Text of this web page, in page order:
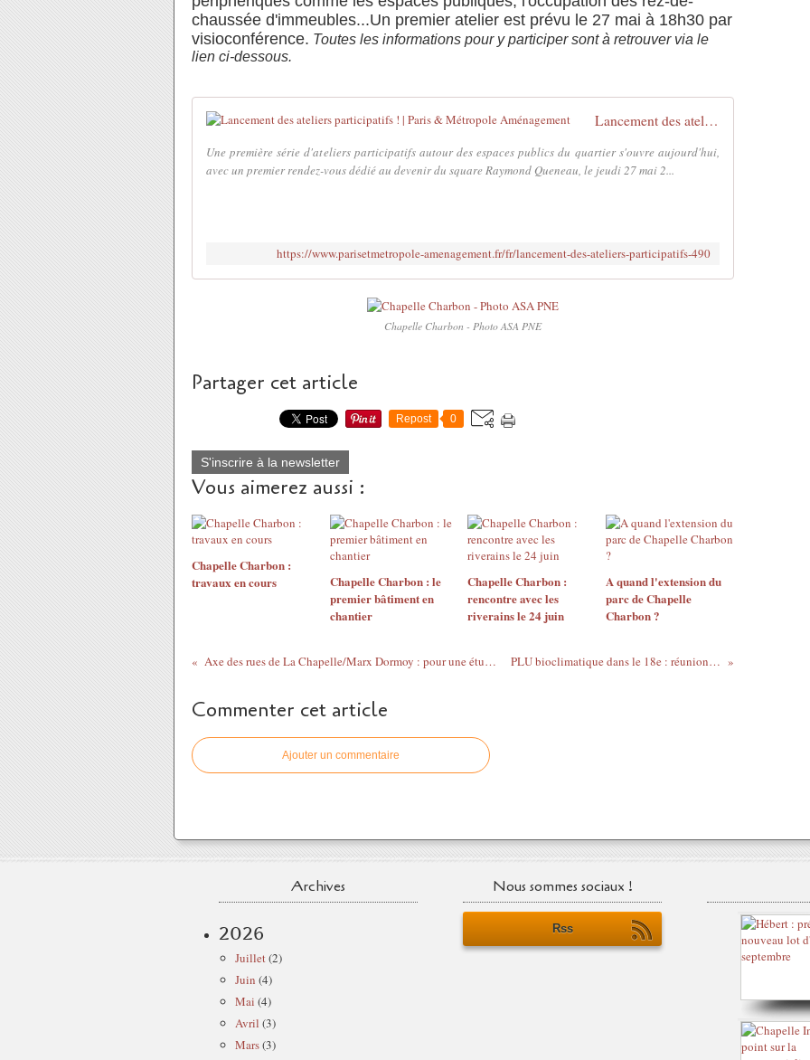
chaussée d'immeubles...Un premier atelier est prévu le 27 mai à 18h30 par
visioconférence. Toutes les informations pour y participer sont à retrouver via le
lien ci-dessous.
Lancement des ateliers participatifs ! | Paris & Métropole Aménagement
Une première série d'ateliers participatifs autour des espaces publics du quartier s'ouvre aujourd'hui,
avec un premier rendez-vous dédié au devenir du square Raymond Queneau, le jeudi 27 mai 2...
https://www.parisetmetropole-amenagement.fr/fr/lancement-des-ateliers-participatifs-490
Chapelle Charbon - Photo ASA PNE
Partager cet article
Repost 0
S'inscrire à la newsletter
Vous aimerez aussi :
Chapelle Charbon :
travaux en cours
Chapelle Charbon : le
premier bâtiment en
chantier
Chapelle Charbon :
rencontre avec les
riverains le 24 juin
A quand l'extension du
parc de Chapelle
Charbon ?
Axe des rues de La Chapelle/Marx Dormoy : pour une étude d'impact PLU bioclimatique dans le 18e : réunion le 4 juin
Commenter cet article
Ajouter un commentaire
Archives
2026
Juillet(2)
Juin (4)
Mai (4)
Avril (3)
Mars(3)
Nous sommes sociaux !
Rss